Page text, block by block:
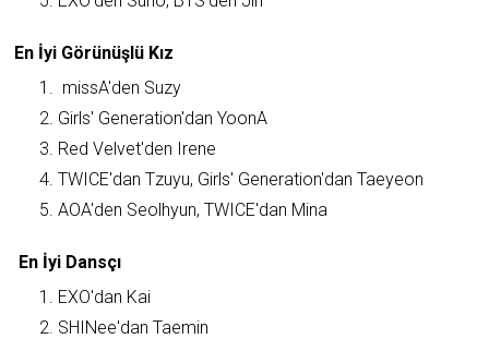
En İyi Görünüşlü Kız
missA'den Suzy
Girls' Generation'dan YoonA
Red Velvet'den Irene
TWICE'dan Tzuyu, Girls' Generation'dan Taeyeon
AOA'den Seolhyun, TWICE'dan Mina
En İyi Dansçı
EXO'dan Kai
SHINee'dan Taemin